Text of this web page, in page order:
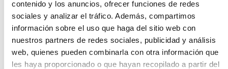
contenido y los anuncios, ofrecer funciones de redes
sociales y analizar el tráfico. Además, compartimos
información sobre el uso que haga del sitio web con
nuestros partners de redes sociales, publicidad y análisis
web, quienes pueden combinarla con otra información que
les haya proporcionado o que hayan recopilado a partir del
chevron_right